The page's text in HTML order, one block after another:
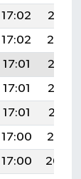
17:02
20:15
17:02
20:14
17:01
20:13
17:01
20:12
17:01
20:11
17:00
20:10
17:00
20:09